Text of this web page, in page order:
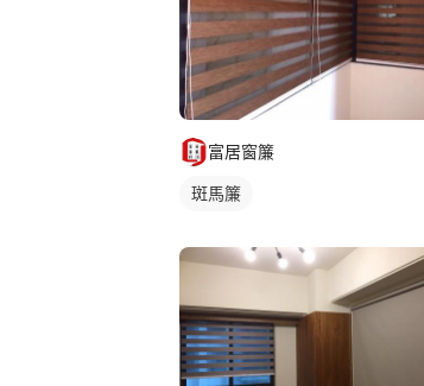
富居窗簾
斑馬簾